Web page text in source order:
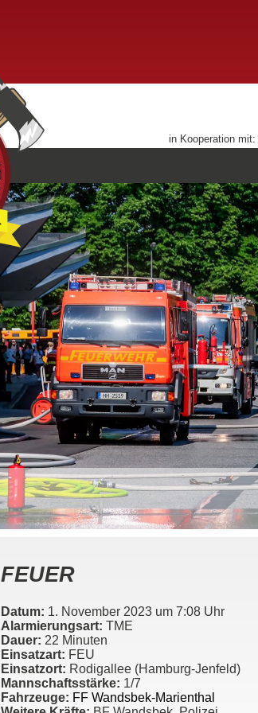
in Kooperation mit:
FEUER
Datum: 1. November 2023 um 7:08 Uhr
Alarmierungsart: TME
Dauer: 22 Minuten
Einsatzart: FEU
Einsatzort: Rodigallee (Hamburg-Jenfeld)
Mannschaftsstärke: 1/7
Fahrzeuge: FF Wandsbek-Marienthal